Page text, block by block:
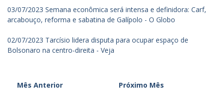
03/07/2023 Semana econômica será intensa e definidora: Carf,
arcabouço, reforma e sabatina de Galípolo - O Globo
02/07/2023 Tarcísio lidera disputa para ocupar espaço de
Bolsonaro na centro-direita - Veja
Mês Anterior Próximo Mês